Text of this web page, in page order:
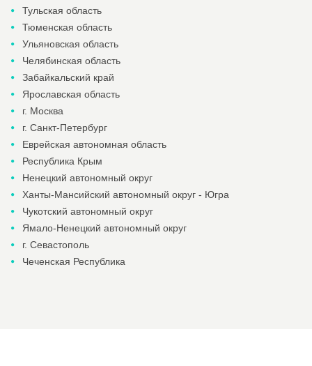
Тульская область
Тюменская область
Ульяновская область
Челябинская область
Забайкальский край
Ярославская область
г. Москва
г. Санкт-Петербург
Еврейская автономная область
Республика Крым
Ненецкий автономный округ
Ханты-Мансийский автономный округ - Югра
Чукотский автономный округ
Ямало-Ненецкий автономный округ
г. Севастополь
Чеченская Республика